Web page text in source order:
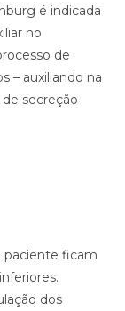
é indicada
no
de
– auxiliando na
secreção
paciente ficam
dos